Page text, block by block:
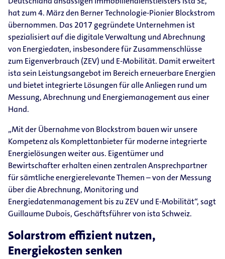
hat zum 4. März den Berner Technologie-Pionier Blockstrom
übernommen. Das 2017 gegründete Unternehmen ist
spezialisiert auf die digitale Verwaltung und Abrechnung
von Energiedaten, insbesondere für Zusammenschlüsse
zum Eigenverbrauch (ZEV) und E-Mobilität. Damit erweitert
ista sein Leistungsangebot im Bereich erneuerbare Energien
und bietet integrierte Lösungen für alle Anliegen rund um
Messung, Abrechnung und Energiemanagement aus einer
Hand.
„Mit der Übernahme von Blockstrom bauen wir unsere
Kompetenz als Komplettanbieter für moderne integrierte
Energielösungen weiter aus. Eigentümer und
Bewirtschafter erhalten einen zentralen Ansprechpartner
für sämtliche energierelevante Themen – von der Messung
über die Abrechnung, Monitoring und
Energiedatenmanagement bis zu ZEV und E-Mobilität“, sagt
Guillaume Dubois, Geschäftsführer von ista Schweiz.
Solarstrom effizient nutzen,
Energiekosten senken